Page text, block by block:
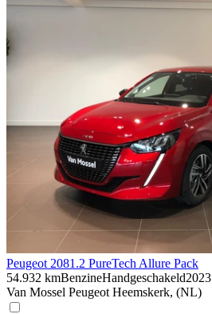
Peugeot 2081.2 PureTech Allure Pack
54.932 kmBenzineHandgeschakeld2023
Van Mossel Peugeot Heemskerk, (NL)